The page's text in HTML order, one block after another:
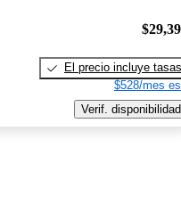
El precio incluye tasas
$528/mes
Verif. disponibilidad